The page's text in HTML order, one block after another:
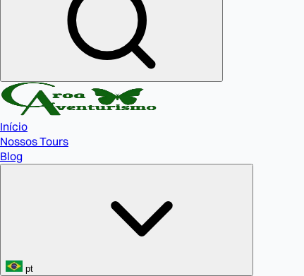
Início
Nossos Tours
Blog
pt